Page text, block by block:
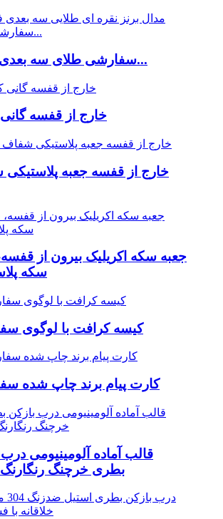
سفارشی طلای سه بعدی فلزی...
خارج از قفسه
خارج از قفسه جعبه
جعبه سکه اکریلیک بیرون از
سکه
کیسه کرافت با لوگوی
کارت پیام برند چاپ شده
قالب آماده آلومینیومی
بطری خرچنگ رنگارنگ